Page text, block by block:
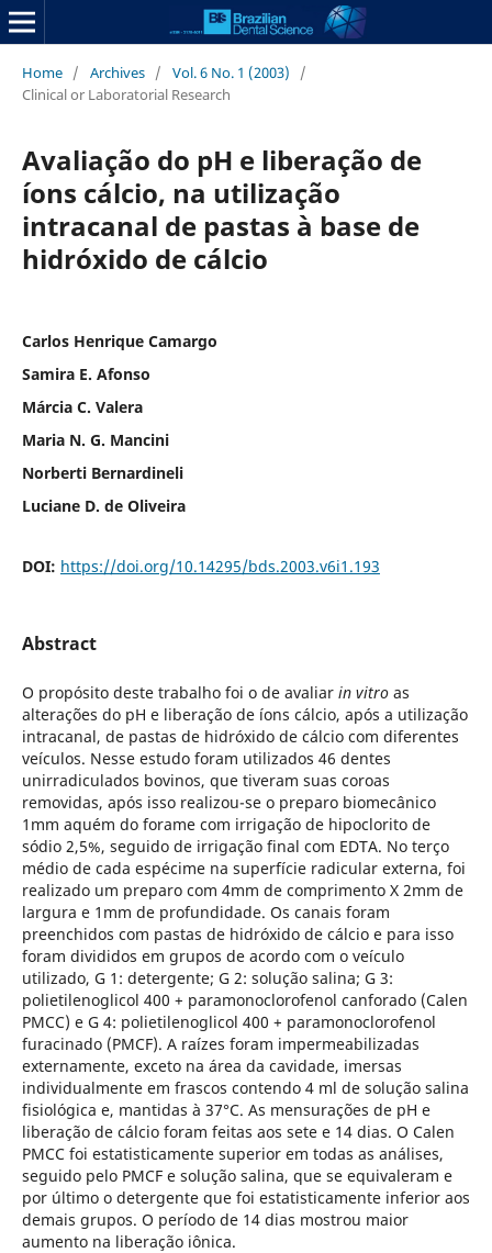
Home / Archives / Vol. 6 No. 1 (2003)
/
Clinical or Laboratorial Research
Avaliação do pH e liberação de
íons cálcio, na utilização
intracanal de pastas à base de
hidróxido de cálcio
Carlos Henrique Camargo
Samira E. Afonso
Márcia C. Valera
Maria N. G. Mancini
Norberti Bernardineli
Luciane D. de Oliveira
DOI: https://doi.org/10.14295/bds.2003.v6i1.193
Abstract
O propósito deste trabalho foi o de avaliar in vitro as
alterações do pH e liberação de íons cálcio, após a utilização
intracanal, de pastas de hidróxido de cálcio com diferentes
veículos. Nesse estudo foram utilizados 46 dentes
unirradiculados bovinos, que tiveram suas coroas
removidas, após isso realizou-se o preparo biomecânico
1mm aquém do forame com irrigação de hipoclorito de
sódio 2,5%, seguido de irrigação final com EDTA. No terço
médio de cada espécime na superfície radicular externa, foi
realizado um preparo com 4mm de comprimento X 2mm de
largura e 1mm de profundidade. Os canais foram
preenchidos com pastas de hidróxido de cálcio e para isso
foram divididos em grupos de acordo com o veículo
utilizado, G 1: detergente; G 2: solução salina; G 3:
polietilenoglicol 400 + paramonoclorofenol canforado (Calen
PMCC) e G 4: polietilenoglicol 400 + paramonoclorofenol
furacinado (PMCF). A raízes foram impermeabilizadas
externamente, exceto na área da cavidade, imersas
individualmente em frascos contendo 4 ml de solução salina
fisiológica e, mantidas à 37°C. As mensurações de pH e
liberação de cálcio foram feitas aos sete e 14 dias. O Calen
PMCC foi estatisticamente superior em todas as análises,
seguido pelo PMCF e solução salina, que se equivaleram e
por último o detergente que foi estatisticamente inferior aos
demais grupos. O período de 14 dias mostrou maior
aumento na liberação iônica.